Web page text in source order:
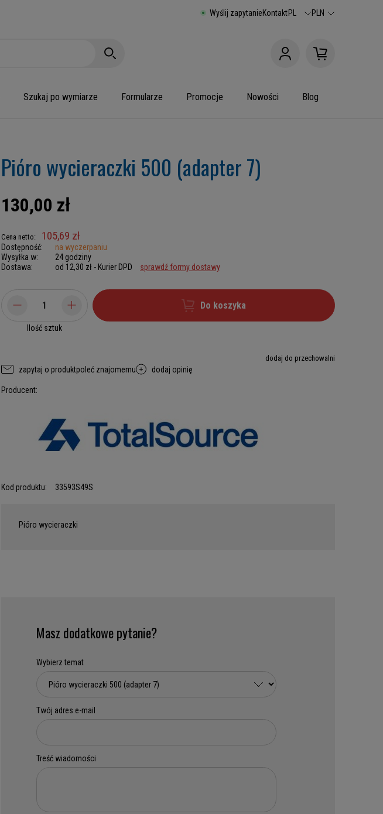
Wyślij zapytanieKontaktPL PLN
Szukaj po wymiarze Formularze Promocje Nowości Blog
Pióro wycieraczki 500 (adapter 7)
130,00 zł
Cena netto: 105,69 zł
Dostępność:
na wyczerpaniu
Wysyłka w:
24 godziny
Dostawa:
od 12,30 zł - Kurier DPD sprawdź formy dostawy
Ilość sztuk
Do koszyka
dodaj do przechowalni
zapytaj o produktpoleć znajomemu dodaj opinię
Producent:
Kod produktu: 33593S49S
Pióro wycieraczki
Masz dodatkowe pytanie?